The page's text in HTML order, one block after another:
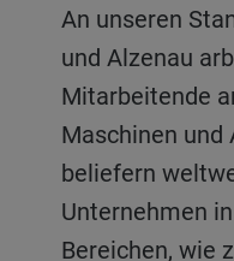
An unseren Standorten in Hasselroth
und Alzenau
Mitarbeitende
Maschinen und
beliefern
Unternehmen
Bereichen, wie